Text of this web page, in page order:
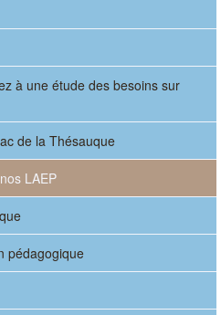
à une étude des besoins sur
de la Thésauque
LAEP
pédagogique